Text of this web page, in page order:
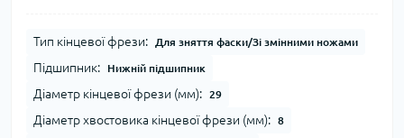
Тип кінцевої фрези: Для зняття фаски/Зі змінними ножами
Підшипник: Нижній підшипник
Діаметр кінцевої фрези (мм): 29
Діаметр хвостовика кінцевої фрези (мм): 8